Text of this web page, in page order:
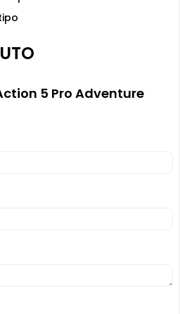
5 Pro Adventure